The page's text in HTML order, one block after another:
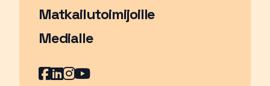
Matkailutoimijoille
Medialle
Facebook
Sivu avautuu uudessa ikkunassa
LinkedIn
Sivu avautuu uudessa ikkunassa
Instagram
Sivu avautuu uudessa
YouTube
Sivu avautuu uudessa